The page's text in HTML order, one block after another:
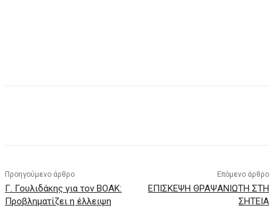
Προηγούμενο άρθρο
Γ. Γουλιδάκης για τον ΒΟΑΚ:
Προβληματίζει η έλλειψη
Επόμενο άρθρο
ΕΠΙΣΚΕΨΗ ΘΡΑΨΑΝΙΩΤΗ ΣΤΗ
ΣΗΤΕΙΑ